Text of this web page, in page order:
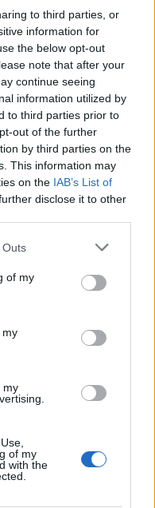
to third parties, or
information for
the below opt-out
note that after your
continue seeing
information utilized by
to third parties prior to
out of the further
by third parties on the
This information may
on the IAB’s List of
disclose it to other
Outs
of my
my
my
of my
with the
Příbramsku nabízí
Horší voda je jen na
parkovací automaty.
poblíž Svaté Hory
pravidla soutěže.
i za předcházení